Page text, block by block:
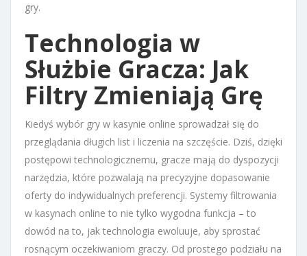
gry.
Technologia w
Służbie Gracza: Jak
Filtry Zmieniają Grę
Kiedyś wybór gry w kasynie online sprowadzał się do
przeglądania długich list i liczenia na szczęście. Dziś, dzięki
postępowi technologicznemu, gracze mają do dyspozycji
narzędzia, które pozwalają na precyzyjne dopasowanie
oferty do indywidualnych preferencji. Systemy filtrowania
w kasynach online to nie tylko wygodna funkcja – to
dowód na to, jak technologia ewoluuje, aby sprostać
rosnącym oczekiwaniom graczy. Od prostego podziału na